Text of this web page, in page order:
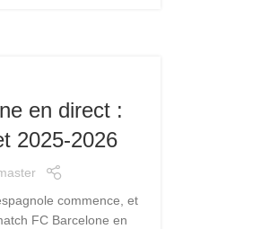
en direct :
2025-2026
commence, et
FC Barcelone en